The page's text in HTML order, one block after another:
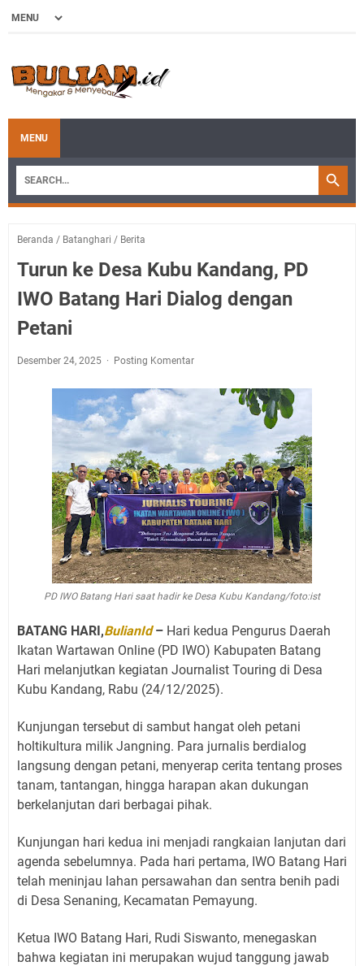
MENU
Beranda / Batanghari / Berita
Turun ke Desa Kubu Kandang, PD
IWO Batang Hari Dialog dengan
Petani
Desember 24, 2025 Posting Komentar
PD IWO Batang Hari saat hadir ke Desa Kubu Kandang/foto:ist
BATANG HARI,BulianId– Hari kedua Pengurus Daerah
Ikatan Wartawan Online (PD IWO) Kabupaten Batang
Hari melanjutkan kegiatan Journalist Touring di Desa
Kubu Kandang, Rabu (24/12/2025).
Kunjungan tersebut di sambut hangat oleh petani
holtikultura milik Jangning. Para jurnalis berdialog
langsung dengan petani, menyerap cerita tentang proses
tanam, tantangan, hingga harapan akan dukungan
berkelanjutan dari berbagai pihak.
Kunjungan hari kedua ini menjadi rangkaian lanjutan dari
agenda sebelumnya. Pada hari pertama, IWO Batang Hari
telah meninjau lahan persawahan dan sentra benih padi
di Desa Senaning, Kecamatan Pemayung.
Ketua IWO Batang Hari, Rudi Siswanto, menegaskan
bahwa kegiatan ini merupakan wujud tanggung jawab